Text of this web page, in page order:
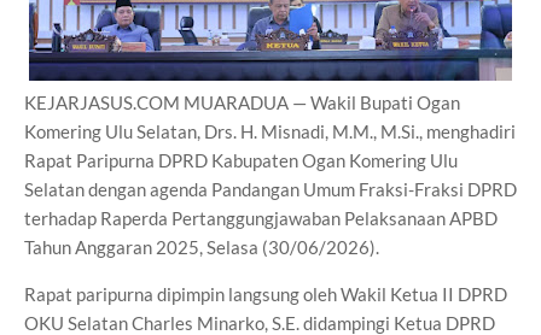
KEJARJASUS.COM MUARADUA — Wakil Bupati Ogan
Komering Ulu Selatan, Drs. H. Misnadi, M.M., M.Si., menghadiri
Rapat Paripurna DPRD Kabupaten Ogan Komering Ulu
Selatan dengan agenda Pandangan Umum Fraksi-Fraksi DPRD
terhadap Raperda Pertanggungjawaban Pelaksanaan APBD
Tahun Anggaran 2025, Selasa (30/06/2026).
Rapat paripurna dipimpin langsung oleh Wakil Ketua II DPRD
OKU Selatan Charles Minarko, S.E. didampingi Ketua DPRD